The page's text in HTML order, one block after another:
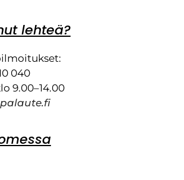
lehteä?
040
9.00–14.00